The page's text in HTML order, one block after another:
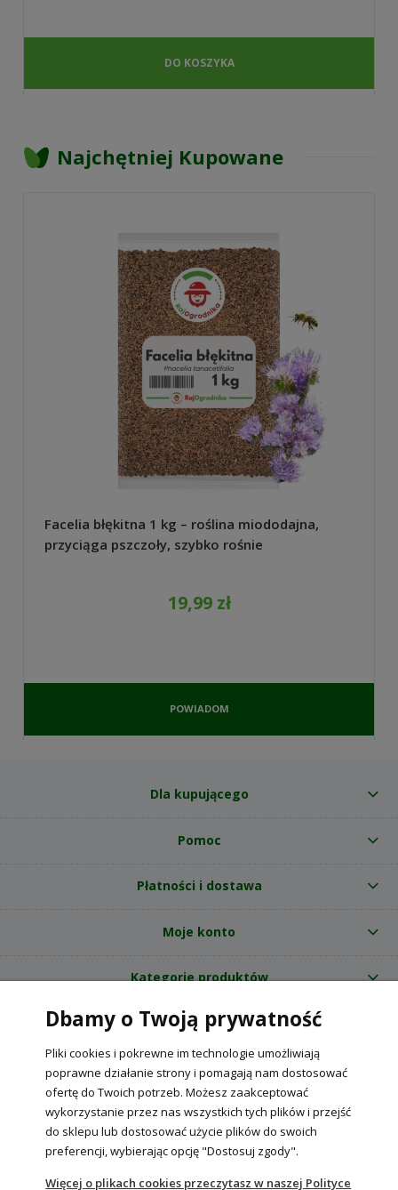
DO KOSZYKA
Najchętniej Kupowane
Facelia błękitna 1 kg – roślina miododajna,
przyciąga pszczoły, szybko rośnie
19,99 zł
POWIADOM
DOSTĘPNOŚCI
Dla kupującego
Pomoc
Płatności i dostawa
Moje konto
Kategorie produktów
O nas
Internetowy sklep ogrodniczy z nasionami RajOgrodnika.pl
NIP: 6090037061, REGON: 260240470 | Czarnca, ul. Tęczowa 31, 29-100
Włoszczowa
POKAŻ PEŁNĄ WERSJĘ STRONY
Dbamy o Twoją prywatność
Pliki cookies i pokrewne im technologie umożliwiają
poprawne działanie strony i pomagają nam dostosować
ofertę do Twoich potrzeb. Możesz zaakceptować
wykorzystanie przez nas wszystkich tych plików i przejść
do sklepu lub dostosować użycie plików do swoich
preferencji, wybierając opcję "Dostosuj zgody".
Więcej o plikach cookies przeczytasz w naszej Polityce